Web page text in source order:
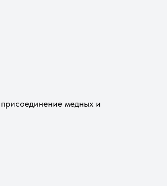
медных и